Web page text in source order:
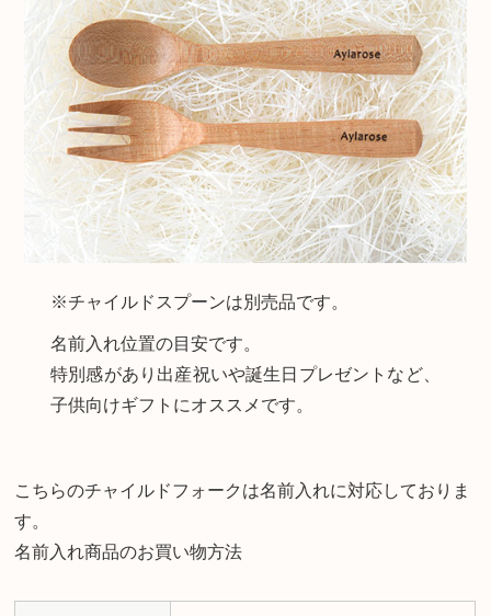
※チャイルドスプーンは別売品です。
名前入れ位置の目安です。
特別感があり出産祝いや誕生日プレゼントなど、
子供向けギフトにオススメです。
こちらのチャイルドフォークは名前入れに対応しておりま
す。
名前入れ商品のお買い物方法